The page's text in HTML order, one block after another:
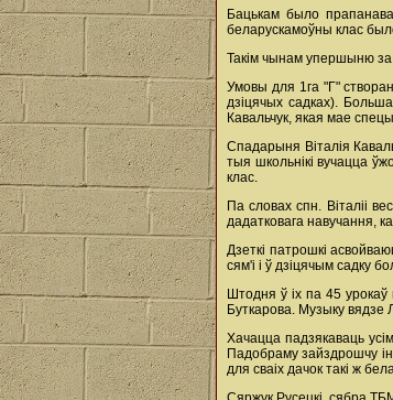
Бацькам было
беларускамоўны клас
Такім чынам упершыню за
Умовы для 1га "Г"
дзіцячых садках).
Кавальчук, якая мае
Спадарыня Віталія
тыя школьнікі вучацца
клас.
Па словах спн. Віталіі
дадатковага навучання,
Дзеткі патрошкі
сям'і і ў дзіцячым садку
Штодня ў іх па 45 урокаў
Буткарова. Музыку вядзе
Хачацца падзякаваць
Падобраму зайздрошчу
для сваіх дачок такі ж